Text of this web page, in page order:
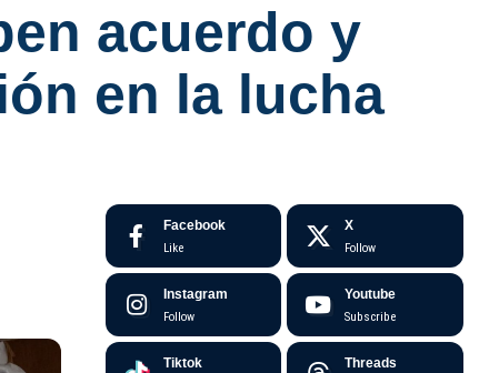
acuerdo y
en la lucha
Facebook
Like
X
Follow
Instagram
Follow
Youtube
Subscribe
Tiktok Threads